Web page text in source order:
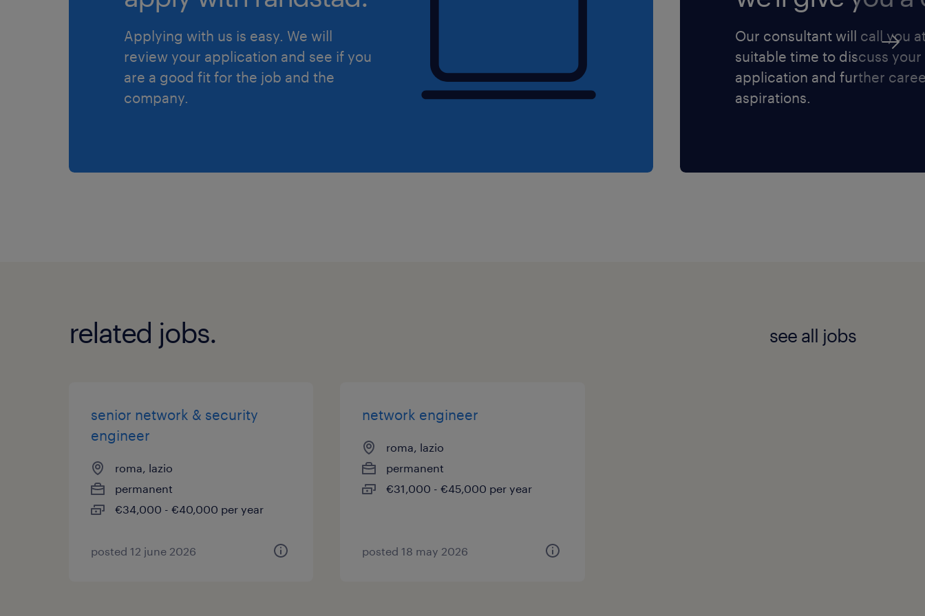
Applying with us is easy. We will
review your application and see if you
are a good fit for the job and the
company.
Our consultant will call you
suitable time to discuss your
application and further
aspirations.
related jobs. see all jobs
senior network & security
engineer
roma, lazio
permanent
€34,000 - €40,000 per year
posted 12 june 2026
network engineer
roma, lazio
permanent
€31,000 - €45,000 per year
posted 18 may 2026